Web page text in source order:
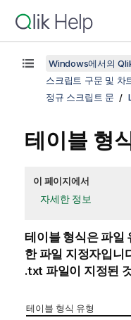
Windows에서의
스크립트 구문 및 차
정규 스크립트 문
테이블 형
이 페이지에서
자세한 정보
테이블 형식은 파일
한 파일 지정자입니
.txt 파일이 지정된
테이블 형식 유형